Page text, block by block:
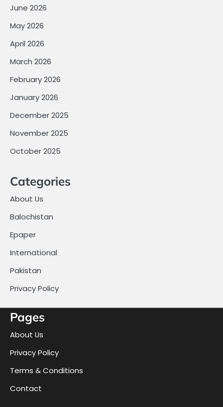
June 2026
May 2026
April 2026
March 2026
February 2026
January 2026
December 2025
November 2025
October 2025
Categories
About Us
Balochistan
Epaper
International
Pakistan
Privacy Policy
Pages
About Us
Privacy Policy
Terms & Conditions
Contact